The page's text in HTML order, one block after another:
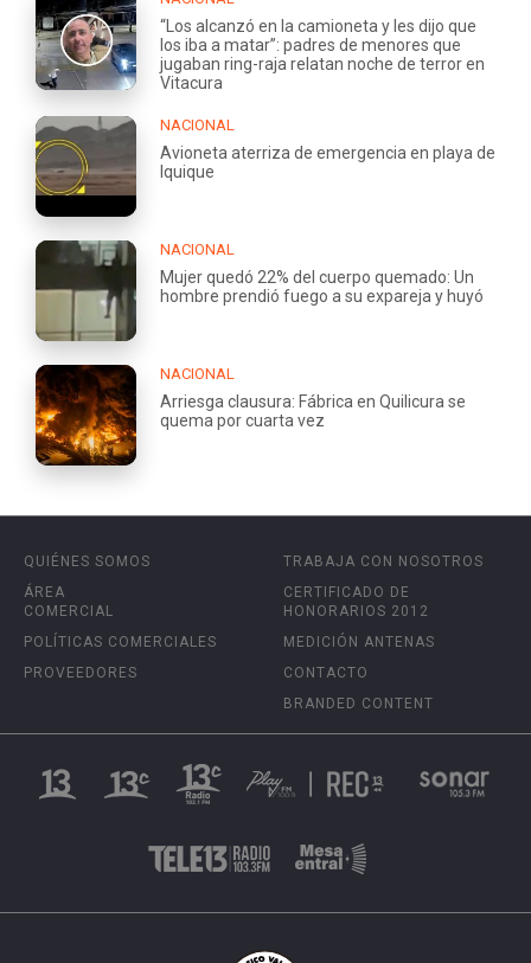
“Los alcanzó en la camioneta y les dijo que
los iba a matar”: padres de menores que
jugaban ring-raja relatan noche de terror en
Vitacura
NACIONAL
Avioneta aterriza de emergencia en playa de
Iquique
NACIONAL
Mujer quedó 22% del cuerpo quemado: Un
hombre prendió fuego a su expareja y huyó
NACIONAL
Arriesga clausura: Fábrica en Quilicura se
quema por cuarta vez
QUIÉNES SOMOS
ÁREA
COMERCIAL
POLÍTICAS COMERCIALES
PROVEEDORES
TRABAJA CON NOSOTROS
CERTIFICADO DE
HONORARIOS 2012
MEDICIÓN ANTENAS
CONTACTO
BRANDED CONTENT